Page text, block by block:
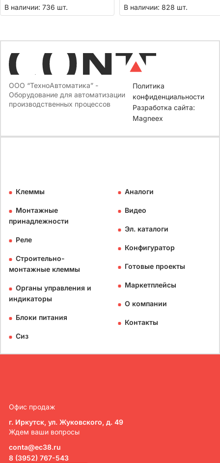
В наличии: 736 шт. В наличии: 828 шт.
ООО “ТехноАвтоматика” -
Оборудование для автоматизации
производственных процессов
Политика
конфиденциальности
Разработка сайта:
Magneex
Клеммы
Монтажные
принадлежности
Реле
Строительно-
монтажные клеммы
Органы управления и
индикаторы
Блоки питания
Сиз
Аналоги
Видео
Эл. каталоги
Конфигуратор
Готовые проекты
Маркетплейсы
О компании
Контакты
Офис продаж
г. Иркутск, ул. Жуковского, д. 49
Ждем ваши вопросы
conta@ec38.ru
8 (3952) 767-543